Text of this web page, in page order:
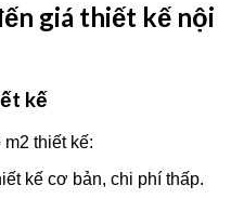
giá thiết kế nội
kế
thiết kế:
kế cơ bản, chi phí thấp.